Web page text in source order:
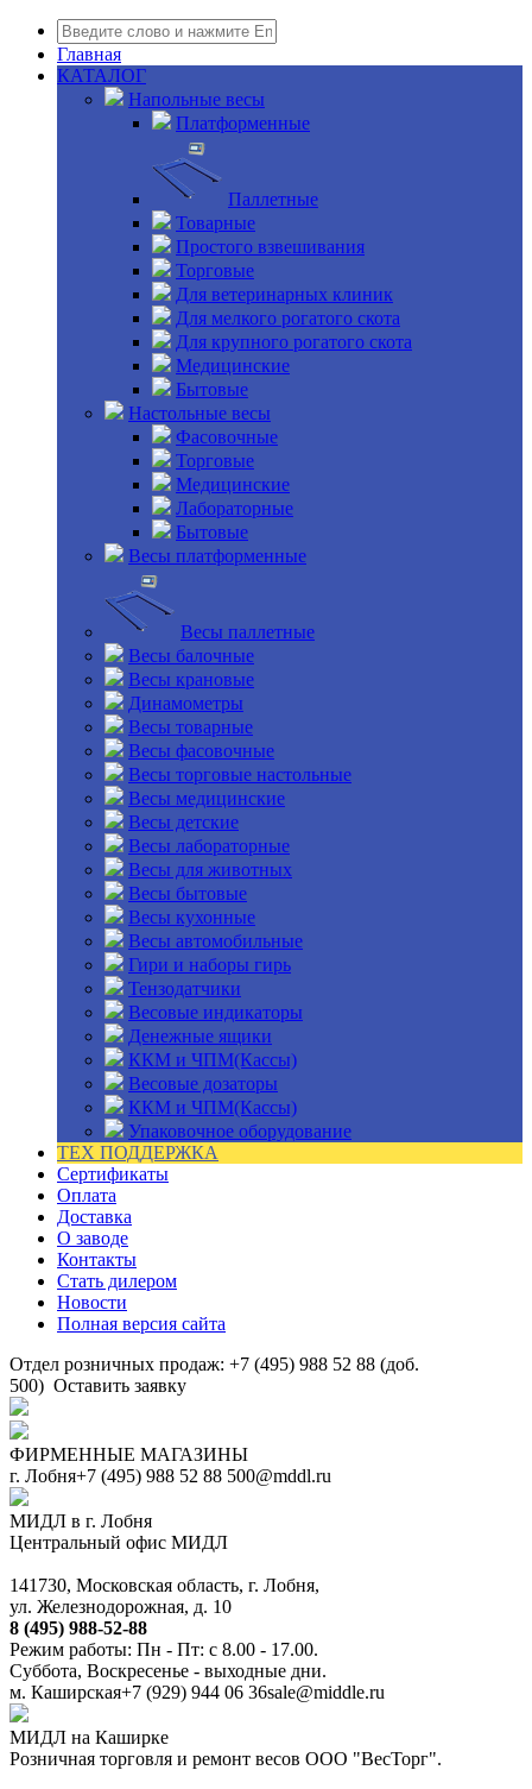
Главная
КАТАЛОГ
Напольные весы
Платформенные
Паллетные
Товарные
Простого взвешивания
Торговые
Для ветеринарных клиник
Для мелкого рогатого скота
Для крупного рогатого скота
Медицинские
Бытовые
Настольные весы
Фасовочные
Торговые
Медицинские
Лабораторные
Бытовые
Весы платформенные
Весы паллетные
Весы балочные
Весы крановые
Динамометры
Весы товарные
Весы фасовочные
Весы торговые настольные
Весы медицинские
Весы детские
Весы лабораторные
Весы для животных
Весы бытовые
Весы кухонные
Весы автомобильные
Гири и наборы гирь
Тензодатчики
Весовые индикаторы
Денежные ящики
ККМ и ЧПМ(Кассы)
Весовые дозаторы
ККМ и ЧПМ(Кассы)
Упаковочное оборудование
ТЕХ ПОДДЕРЖКА
Сертификаты
Оплата
Доставка
О заводе
Контакты
Стать дилером
Новости
Полная версия сайта
Отдел розничных продаж: +7 (495) 988 52 88 (доб.
500) Оставить заявку
ФИРМЕННЫЕ МАГАЗИНЫ
г. Лобня+7 (495) 988 52 88 500@mddl.ru
МИДЛ в г. Лобня
Центральный офис МИДЛ
141730, Московская область, г. Лобня,
ул. Железнодорожная, д. 10
8 (495) 988-52-88
Режим работы: Пн - Пт: с 8.00 - 17.00.
Суббота, Воскресенье - выходные дни.
м. Каширская+7 (929) 944 06 36sale@middle.ru
МИДЛ на Каширке
Розничная торговля и ремонт весов ООО "ВесТорг".